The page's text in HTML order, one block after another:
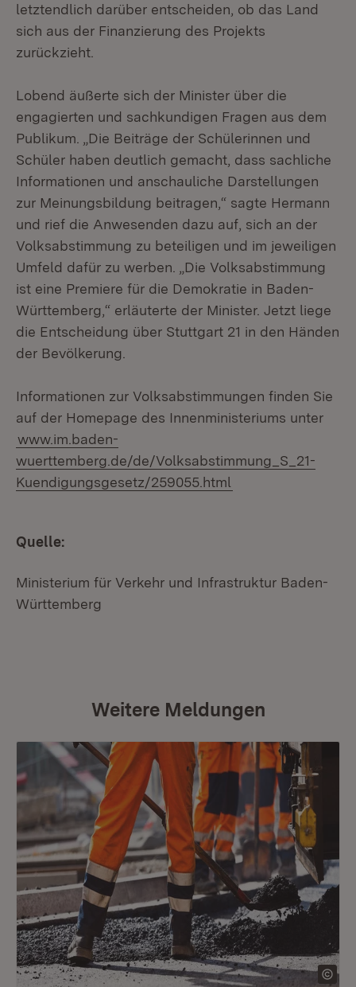
letztendlich darüber entscheiden, ob das Land
sich aus der Finanzierung des Projekts
zurückzieht.
Lobend äußerte sich der Minister über die
engagierten und sachkundigen Fragen aus dem
Publikum. „Die Beiträge der Schülerinnen und
Schüler haben deutlich gemacht, dass sachliche
Informationen und anschauliche Darstellungen
zur Meinungsbildung beitragen,“ sagte Hermann
und rief die Anwesenden dazu auf, sich an der
Volksabstimmung zu beteiligen und im jeweiligen
Umfeld dafür zu werben. „Die Volksabstimmung
ist eine Premiere für die Demokratie in Baden-
Württemberg,“ erläuterte der Minister. Jetzt liege
die Entscheidung über Stuttgart 21 in den Händen
der Bevölkerung.
Informationen zur Volksabstimmungen finden Sie
auf der Homepage des Innenministeriums unter
www.im.baden-
wuerttemberg.de/de/Volksabstimmung_S_21-
Kuendigungsgesetz/259055.html
Quelle:
Ministerium für Verkehr und Infrastruktur Baden-
Württemberg
Weitere Meldungen